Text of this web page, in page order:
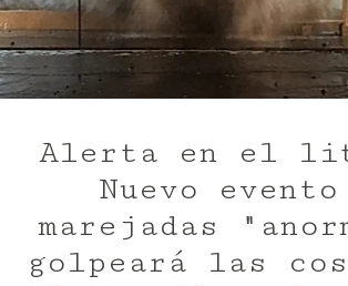
Alerta en el
Nuevo evento
marejadas
golpeará las